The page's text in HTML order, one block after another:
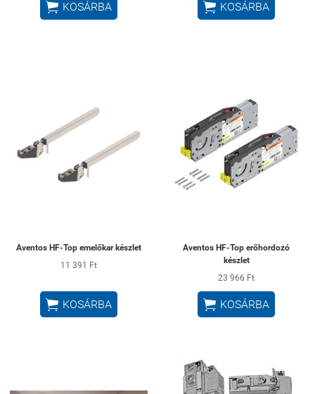
 KOSÁRBA  KOSÁRBA
Aventos HF-Top emelőkar készlet
11 391 Ft
 KOSÁRBA
Aventos HF-Top erőhordozó
készlet
23 966 Ft
 KOSÁRBA